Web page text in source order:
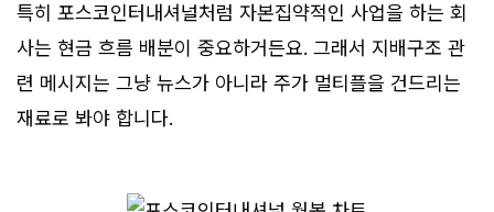
특히 포스코인터내셔널처럼 자본집약적인 사업을 하는 회
사는 현금 흐름 배분이 중요하거든요. 그래서 지배구조 관
련 메시지는 그냥 뉴스가 아니라 주가 멀티플을 건드리는
재료로 봐야 합니다.